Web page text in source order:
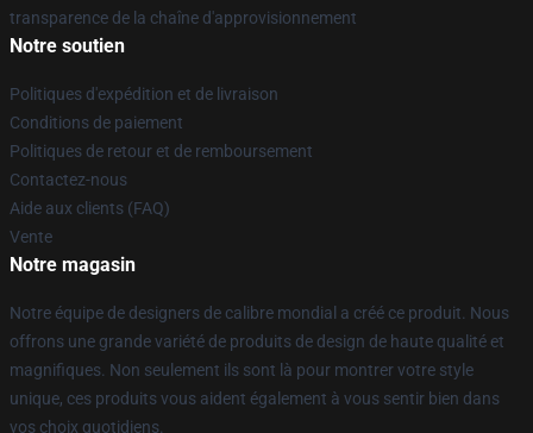
transparence de la chaîne d'approvisionnement
Notre soutien
Politiques d'expédition et de livraison
Conditions de paiement
Politiques de retour et de remboursement
Contactez-nous
Aide aux clients (FAQ)
Vente
Notre magasin
Notre équipe de designers de calibre mondial a créé ce produit. Nous
offrons une grande variété de produits de design de haute qualité et
magnifiques. Non seulement ils sont là pour montrer votre style
unique, ces produits vous aident également à vous sentir bien dans
vos choix quotidiens.